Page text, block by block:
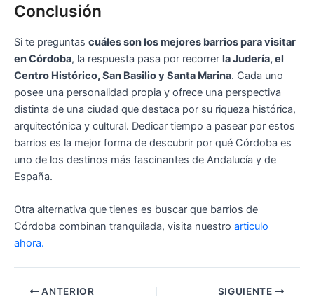
Conclusión
Si te preguntas cuáles son los mejores barrios para visitar
en Córdoba, la respuesta pasa por recorrer la Judería, el
Centro Histórico, San Basilio y Santa Marina. Cada uno
posee una personalidad propia y ofrece una perspectiva
distinta de una ciudad que destaca por su riqueza histórica,
arquitectónica y cultural. Dedicar tiempo a pasear por estos
barrios es la mejor forma de descubrir por qué Córdoba es
uno de los destinos más fascinantes de Andalucía y de
España.
Otra alternativa que tienes es buscar que barrios de
Córdoba combinan tranquilada, visita nuestro articulo
ahora.
ANTERIOR SIGUIENTE